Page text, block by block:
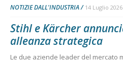
NOTIZIE DALL'INDUSTRIA 14 Luglio 2026
Stihl e Kärcher
alleanza strategica
Le due aziende leader del mercato